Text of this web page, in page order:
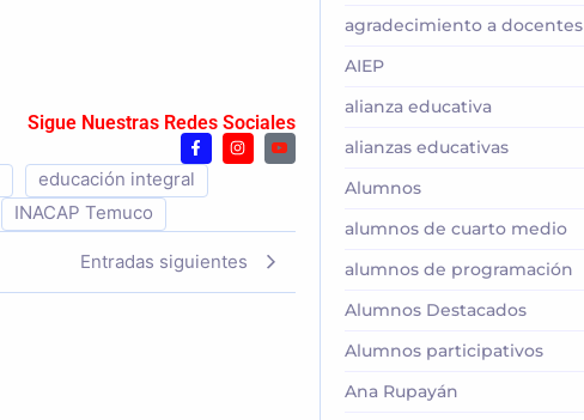
Sigue Nuestras Redes Sociales
educación integral
INACAP Temuco
Entradas siguientes
agradecimiento a docentes
AIEP
alianza educativa
alianzas educativas
Alumnos
alumnos de cuarto medio
alumnos de programación
Alumnos Destacados
Alumnos participativos
Ana Rupayán